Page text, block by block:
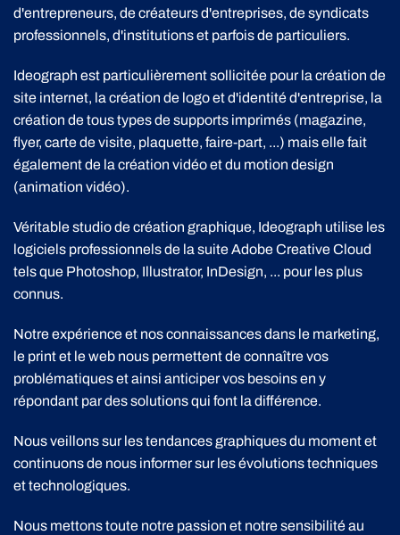
d'entrepreneurs, de créateurs d'entreprises, de syndicats
professionnels, d'institutions et parfois de particuliers.
Ideograph est particulièrement sollicitée pour la création de
site internet, la création de logo et d'identité d'entreprise, la
création de tous types de supports imprimés (magazine,
flyer, carte de visite, plaquette, faire-part, ...) mais elle fait
également de la création vidéo et du motion design
(animation vidéo).
Véritable studio de création graphique, Ideograph utilise les
logiciels professionnels de la suite Adobe Creative Cloud
tels que Photoshop, Illustrator, InDesign, ... pour les plus
connus.
Notre expérience et nos connaissances dans le marketing,
le print et le web nous permettent de connaître vos
problématiques et ainsi anticiper vos besoins en y
répondant par des solutions qui font la différence.
Nous veillons sur les tendances graphiques du moment et
continuons de nous informer sur les évolutions techniques
et technologiques.
Nous mettons toute notre passion et notre sensibilité au